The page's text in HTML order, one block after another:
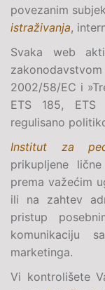
povezanim
istraživanja,
Svaka web
2002/58/EC i
ETS 185, ETS
regulisano
Institut za
prikupljene
prema važećim
ili na zahtev
pristup
komunikaciju
marketinga.
Vi kontrolišete